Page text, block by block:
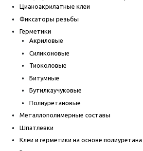
Цианоакрилатные клеи
Фиксаторы резьбы
Герметики
Акриловые
Силиконовые
Тиоколовые
Битумные
Бутилкаучуковые
Полиуретановые
Металлополимерные составы
Шпатлевки
Клеи и герметики на основе полиуретана